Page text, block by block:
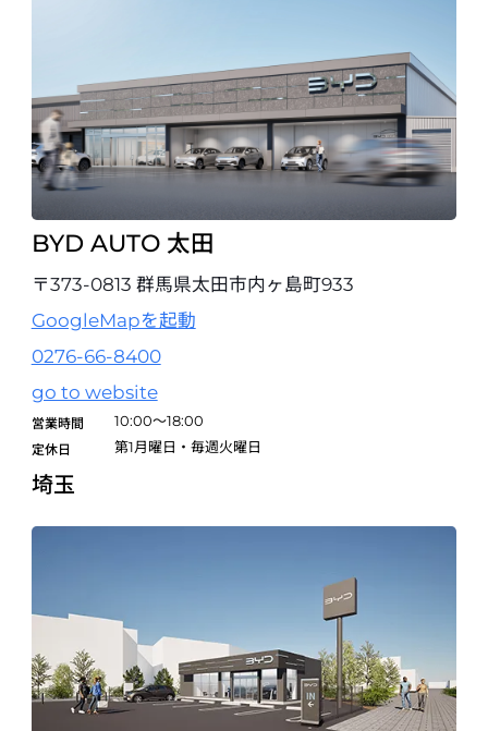
試乗予約
BYD AUTO 姫路
〒670-0955 兵庫県姫路市安田2丁目10
079-290-8880
BYD AUTO 滋賀
〒525-0053 滋賀県草津市矢倉2丁目6-10
077-516-6116
BYD AUTO 彦根
〒522-0038 滋賀県彦根市西沼波町29-2
0749-46-4150
0736-69-0305
試乗予約
BYD AUTO 太田
〒373-0813 群馬県太田市内ヶ島町933
GoogleMapを起動
0276-66-8400
go to website
営業時間 10:00～18:00
定休日 第1月曜日・毎週火曜日
埼玉